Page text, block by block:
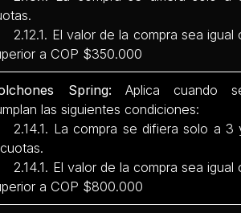
El valor de la compra sea igual
a COP $350.000
Spring: Aplica cuando
las siguientes condiciones:
La compra se difiera solo a 3
El valor de la compra sea igual
a COP $800.000